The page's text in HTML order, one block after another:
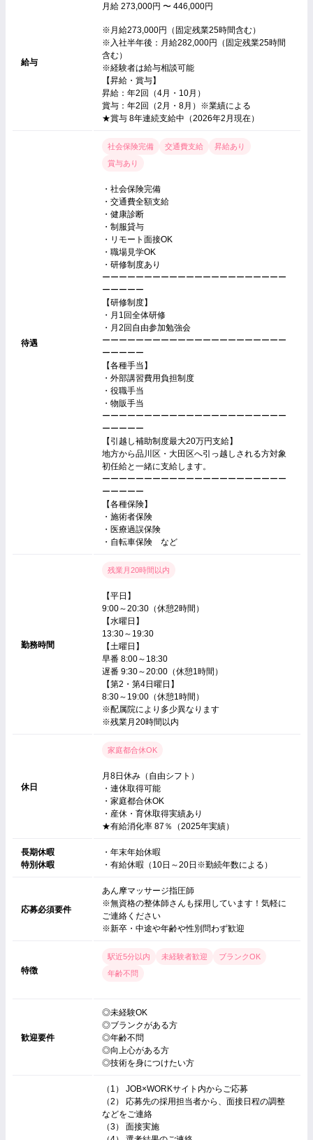
給与
月給 273,000円 〜 446,000円
※月給273,000円（固定残業25時間含む）
※入社半年後：月給282,000円（固定残業25時間
含む）
※経験者は給与相談可能
【昇給・賞与】
昇給：年2回（4月・10月）
賞与：年2回（2月・8月）※業績による
★賞与 8年連続支給中（2026年2月現在）
待遇
社会保険完備 交通費支給
昇給あり
賞与あり
・社会保険完備
・交通費全額支給
・健康診断
・制服貸与
・リモート面接OK
・職場見学OK
・研修制度あり
ーーーーーーーーーーーーーーーーーーーーーー
ーーーーー
【研修制度】
・月1回全体研修
・月2回自由参加勉強会
ーーーーーーーーーーーーーーーーーーーーーー
ーーーーー
【各種手当】
・外部講習費用負担制度
・役職手当
・物販手当
ーーーーーーーーーーーーーーーーーーーーーー
ーーーーー
【引越し補助制度最大20万円支給】
地方から品川区・大田区へ引っ越しされる方対象
初任給と一緒に支給します。
ーーーーーーーーーーーーーーーーーーーーーー
ーーーーー
【各種保険】
・施術者保険
・医療過誤保険
・自転車保険 など
勤務時間
残業月20時間以内
【平日】
9:00～20:30（休憩2時間）
【水曜日】
13:30～19:30
【土曜日】
早番 8:00～18:30
遅番 9:30～20:00（休憩1時間）
【第2・第4日曜日】
8:30～19:00（休憩1時間）
※配属院により多少異なります
※残業月20時間以内
休日
家庭都合休OK
月8日休み（自由シフト）
・連休取得可能
・家庭都合休OK
・産休・育休取得実績あり
★有給消化率 87％（2025年実績）
長期休暇
特別休暇
・年末年始休暇
・有給休暇（10日～20日※勤続年数による）
応募必須要件
あん摩マッサージ指圧師
※無資格の整体師さんも採用しています！気軽に
ご連絡ください
※新卒・中途や年齢や性別問わず歓迎
特徴
駅近5分以内 未経験者歓迎
ブランクOK
年齢不問
歓迎要件
◎未経験OK
◎ブランクがある方
◎年齢不問
◎向上心がある方
◎技術を身につけたい方
（1） JOB×WORKサイト内からご応募
（2） 応募先の採用担当者から、面接日程の調整
などをご連絡
（3） 面接実施